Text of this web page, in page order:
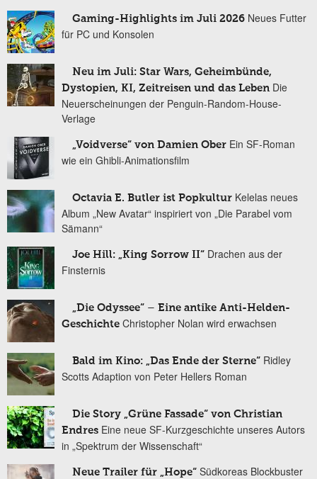
Gaming-Highlights im Juli 2026 Neues Futter
für PC und Konsolen
Neu im Juli: Star Wars, Geheimbünde,
Dystopien, KI, Zeitreisen und das Leben Die
Neuerscheinungen der Penguin-Random-House-
Verlage
„Voidverse“ von Damien Ober Ein SF-Roman
wie ein Ghibli-Animationsfilm
Octavia E. Butler ist Popkultur Kelelas neues
Album „New Avatar“ inspiriert von „Die Parabel vom
Sämann“
Joe Hill: „King Sorrow II“ Drachen aus der
Finsternis
„Die Odyssee“ – Eine antike Anti-Helden-
Geschichte Christopher Nolan wird erwachsen
Bald im Kino: „Das Ende der Sterne“ Ridley
Scotts Adaption von Peter Hellers Roman
Die Story „Grüne Fassade“ von Christian
Endres Eine neue SF-Kurzgeschichte unseres Autors
in „Spektrum der Wissenschaft“
Neue Trailer für „Hope“ Südkoreas Blockbuster